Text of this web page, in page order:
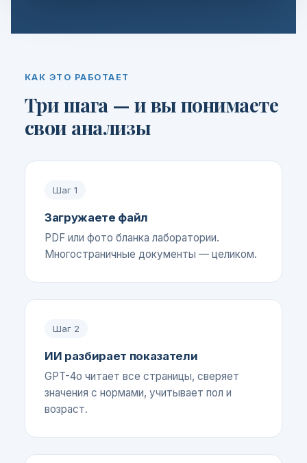
КАК ЭТО РАБОТАЕТ
Три шага — и вы понимаете
свои анализы
Шаг 1
Загружаете файл
PDF или фото бланка лаборатории.
Многостраничные документы — целиком.
Шаг 2
ИИ разбирает показатели
GPT-4o читает все страницы, сверяет
значения с нормами, учитывает пол и
возраст.